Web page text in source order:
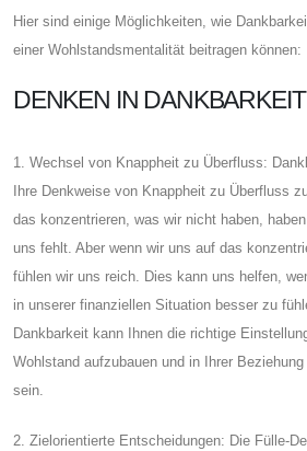
Hier sind einige Möglichkeiten, wie
einer Wohlstandsmentalität beitragen können:
DENKEN IN
1. Wechsel von Knappheit zu Überfluss:
Ihre Denkweise von Knappheit zu Überfluss
das konzentrieren, was wir nicht haben,
uns fehlt. Aber wenn wir uns auf das
fühlen wir uns reich. Dies kann uns helfen,
in unserer finanziellen Situation besser zu
Dankbarkeit kann Ihnen die richtige
Wohlstand aufzubauen und in Ihrer
sein.
2. Zielorientierte Entscheidungen: Die Fülle-